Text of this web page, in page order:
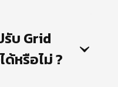
บ Grid
ด้หรือไม่ ?